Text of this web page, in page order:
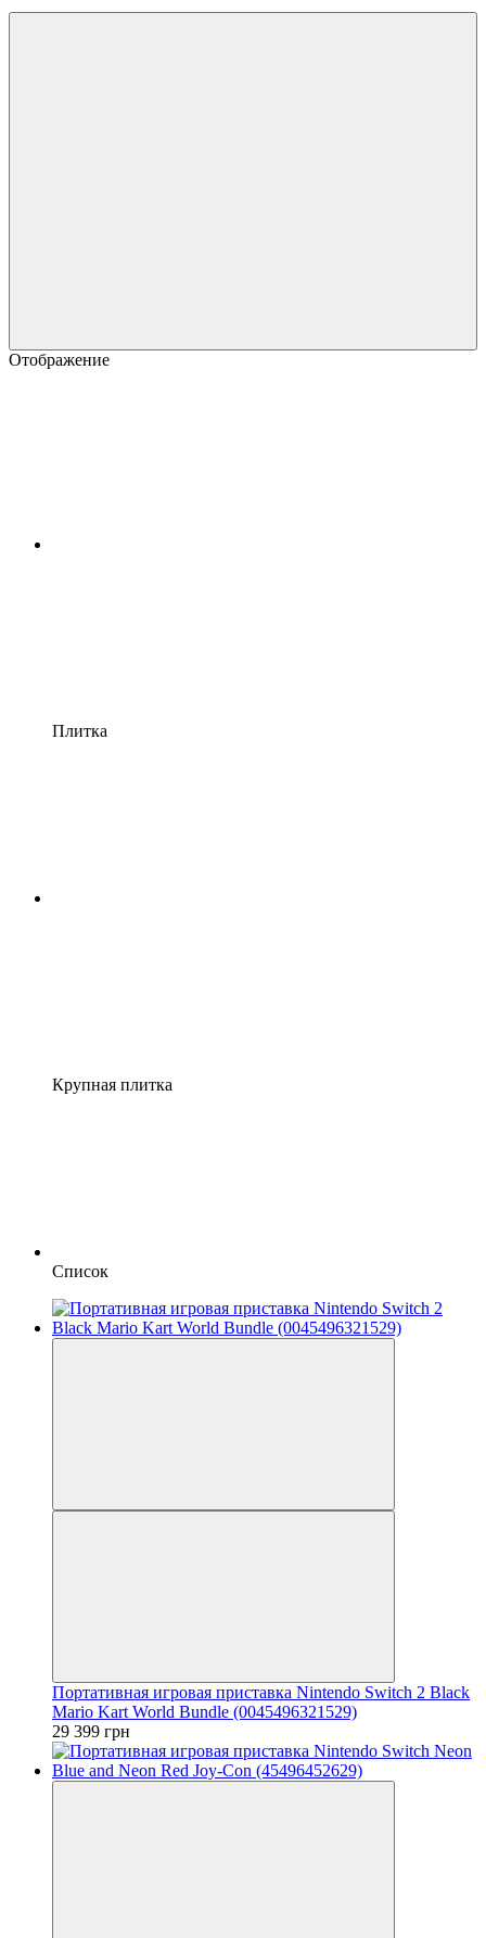
Отображение
Плитка
Крупная плитка
Список
Портативная игровая приставка Nintendo Switch 2 Black
Mario Kart World Bundle (0045496321529)
29 399 грн